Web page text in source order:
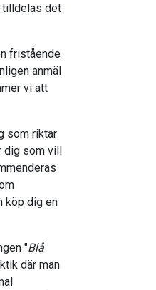
tilldelas det
fristående
anmäl
vi att
som riktar
som vill
köp dig en
"Blå
där man